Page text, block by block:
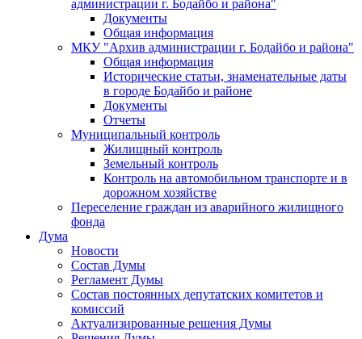
администрации г. Бодайбо и района"
Документы
Общая информация
МКУ "Архив администрации г. Бодайбо и района"
Общая информация
Исторические статьи, знаменательные даты
в городе Бодайбо и районе
Документы
Отчеты
Муниципальный контроль
Жилищный контроль
Земельный контроль
Контроль на автомобильном транспорте и в
дорожном хозяйстве
Переселение граждан из аварийного жилищного
фонда
Дума
Новости
Состав Думы
Регламент Думы
Состав постоянных депутатских комитетов и
комиссий
Актуализированные решения Думы